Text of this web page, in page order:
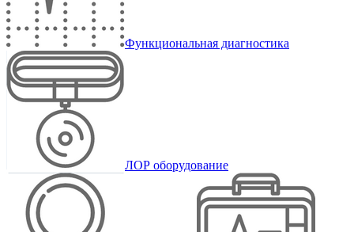
Функциональная диагностика
ЛОР оборудование